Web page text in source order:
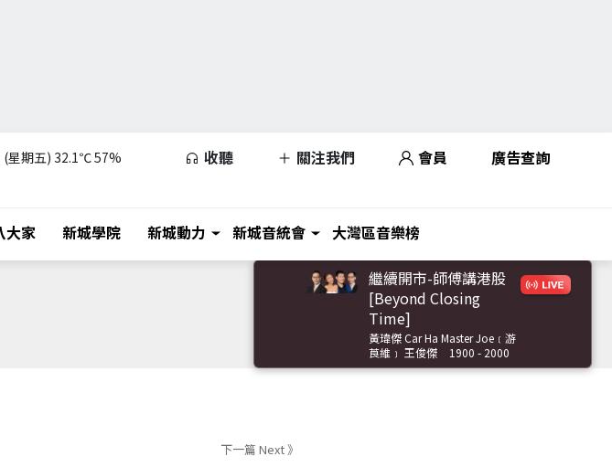
星期五) 32.1℃57% 收聽 關注我們 會員 廣告查詢
大家 新城學院 新城動力 新城音統會 大灣區音樂榜
繼續開市-師傅講港股
[Beyond Closing
Time]
黃瑋傑 Car Ha Master Joe﹝游
莨維﹞ 王俊傑
1900 - 2000
下一篇 Next 》